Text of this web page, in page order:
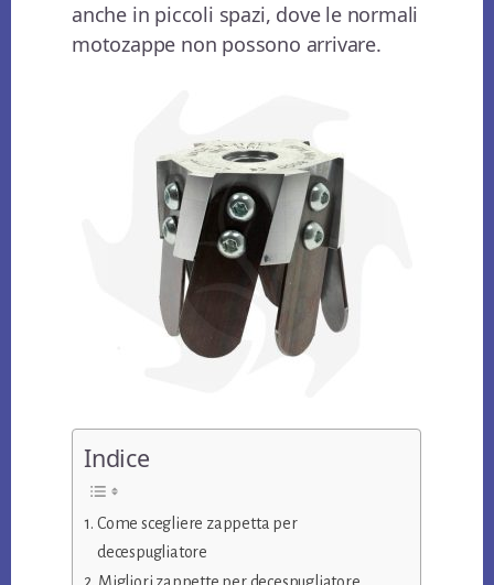
anche in piccoli spazi, dove le normali
motozappe non possono arrivare.
Indice
Come scegliere zappetta per
decespugliatore